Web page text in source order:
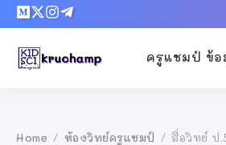
ครูแชมป์ ข้อ
Home / ห้องวิทย์ครูแชมป์ / สื่อวิทย์ ป